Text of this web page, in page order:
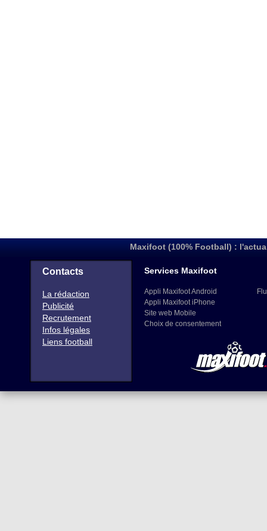
Maxifoot (100% Football) :
Contacts
La rédaction
Publicité
Recrutement
Infos légales
Liens football
Services Maxifoot
Appli Maxifoot Android
Appli Maxifoot iPhone
Site web Mobile
Choix de consentement